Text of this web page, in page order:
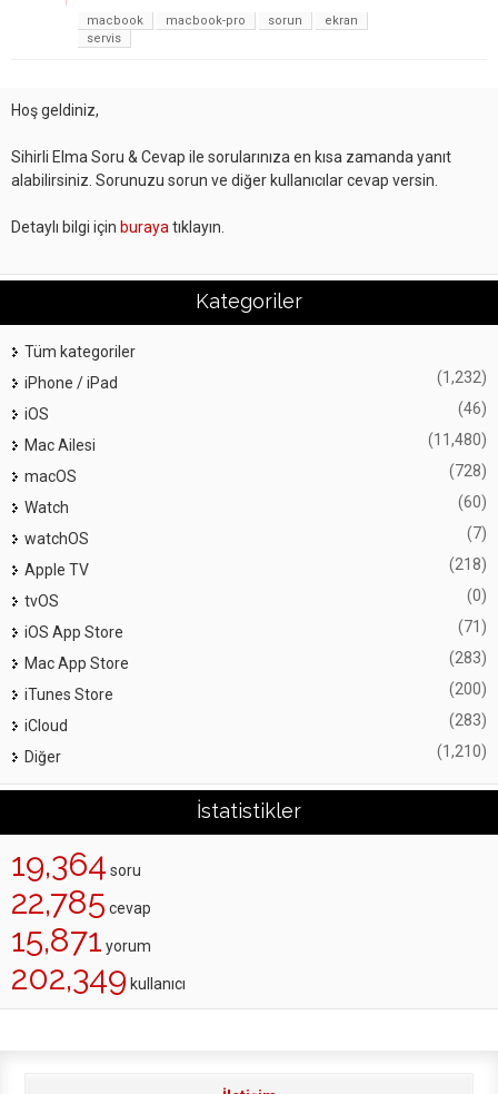
macbook
macbook-pro sorun
ekran
servis
Hoş geldiniz,
Sihirli Elma Soru & Cevap ile sorularınıza en kısa zamanda yanıt
alabilirsiniz. Sorunuzu sorun ve diğer kullanıcılar cevap versin.
Detaylı bilgi için buraya tıklayın.
Kategoriler
Tüm kategoriler
iPhone / iPad
(1,232)
iOS (46)
Mac Ailesi (11,480)
macOS (728)
Watch (60)
watchOS (7)
Apple TV (218)
tvOS (0)
iOS App Store (71)
Mac App Store (283)
iTunes Store (200)
iCloud (283)
Diğer (1,210)
İstatistikler
19,364 soru
22,785 cevap
15,871 yorum
202,349 kullanıcı